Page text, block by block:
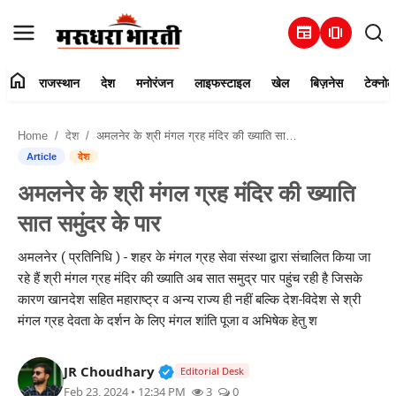
newspaper amp_stories
संपर्क करें
राजस्थान
मनोरंजन
लाइफस्टाइल
खेल
home राजस्थान देश मनोरंजन लाइफस्टाइल खेल बिज़नेस
Home देश अमलनेर के श्री मंगल ग्रह मंदिर की ख्याति सात समुंदर के पार
Article देश
अमलनेर के श्री मंगल ग्रह मंदिर की ख्याति
सात समुंदर के पार
अमलनेर ( प्रतिनिधि ) - शहर के मंगल ग्रह सेवा संस्था द्वारा संचालित किया जा
रहे हैं श्री मंगल ग्रह मंदिर की ख्याति अब सात समुद्र पार पहुंच रही है जिसके
कारण खानदेश सहित महाराष्ट्र व अन्य राज्य ही नहीं बल्कि देश-विदेश से श्री
मंगल ग्रह देवता के दर्शन के लिए मंगल शांति पूजा व अभिषेक हेतु श
JR Choudhary Verified Public Figure • 30 Mar,
Editorial Desk
Feb 23, 2024 • 12:34 PM 3 0